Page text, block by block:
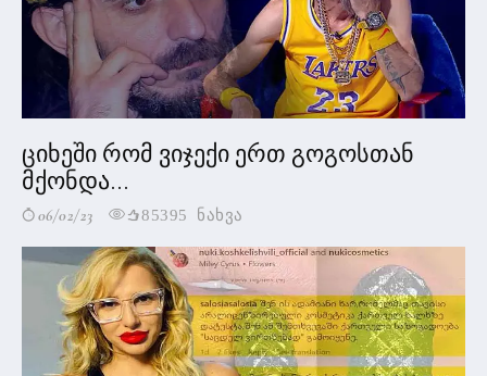
ციხეში რომ ვიჯექი ერთ გოგოსთან
მქონდა...
06/02/23 85395 ნახვა